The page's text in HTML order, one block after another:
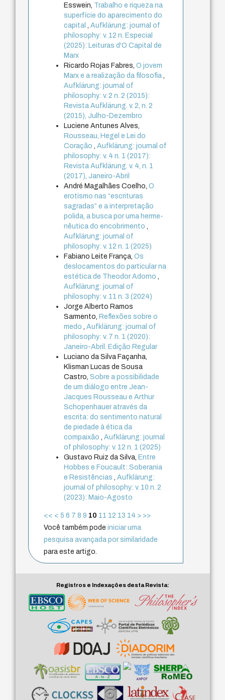
Esswein, Trabalho e riqueza na
superfície do aparecimento do
capital,Aufklärung: journal of
philosophy: v. 12 n. Especial
(2025): Leituras d'O Capital de
Marx
Ricardo Rojas Fabres,O jovem
Marx e a realização da filosofia,
Aufklärung: journal of
philosophy: v. 2 n. 2 (2015):
Revista Aufklärung. v. 2, n. 2
(2015), Julho-Dezembro
Luciene Antunes Alves,
Rousseau, Hegel e Lei do
Coração,Aufklärung: journal of
philosophy: v. 4 n. 1 (2017):
Revista Aufklärung. v. 4, n. 1
(2017), Janeiro-Abril
André Magalhães Coelho,O
erotismo nas “escrituras
sagradas” e a interpretação
polida, a busca por uma herme-
nêutica do encobrimento,
Aufklärung: journal of
philosophy: v. 12 n. 1 (2025)
Fabiano Leite França,Os
deslocamentos do particular na
estética de Theodor Adorno,
Aufklärung: journal of
philosophy: v. 11 n. 3 (2024)
Jorge Alberto Ramos
Sarmento, Reflexões sobre o
medo,Aufklärung: journal of
philosophy: v. 7 n. 1 (2020):
Janeiro-Abril. Edição Regular
Luciano da Silva Façanha,
Klisman Lucas de Sousa
Castro,Sobre a possibilidade
de um diálogo entre Jean-
Jacques Rousseau e Arthur
Schopenhauer através da
escrita: do sentimento natural
de piedade à ética da
compaixão,Aufklärung: journal
of philosophy: v. 12 n. 1 (2025)
Gustavo Ruiz da Silva, Entre
Hobbes e Foucault: Soberania
e Resistências,Aufklärung:
journal of philosophy: v. 10 n. 2
(2023): Maio-Agosto
<< < 5 6 7 8 9 10 11 12 13 14 > >>
Você também podeiniciar uma
pesquisa avançada por similaridade
para este artigo.
Registros e Indexações desta Revista: